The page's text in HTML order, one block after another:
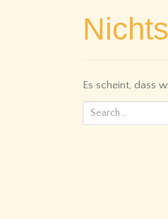
Es scheint, dass
e